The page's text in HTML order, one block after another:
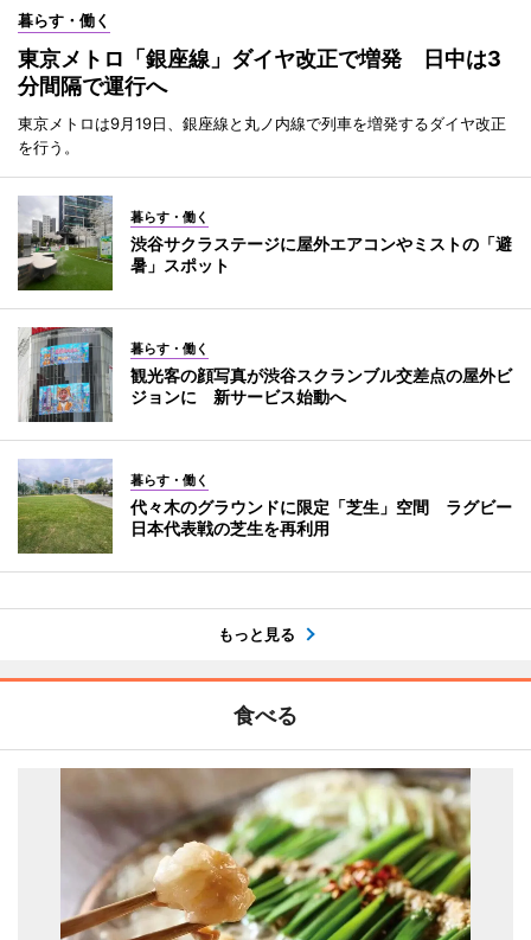
暮らす・働く
東京メトロ「銀座線」ダイヤ改正で増発 日中は3
分間隔で運行へ
東京メトロは9月19日、銀座線と丸ノ内線で列車を増発するダイヤ改正
を行う。
暮らす・働く
渋谷サクラステージに屋外エアコンやミストの「避
暑」スポット
暮らす・働く
観光客の顔写真が渋谷スクランブル交差点の屋外ビ
ジョンに 新サービス始動へ
暮らす・働く
代々木のグラウンドに限定「芝生」空間 ラグビー
日本代表戦の芝生を再利用
もっと見る
食べる